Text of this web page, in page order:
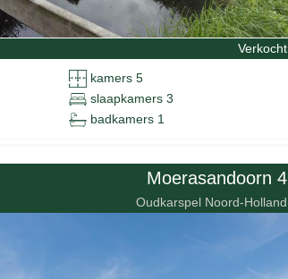
Verkocht
kamers 5
slaapkamers 3
badkamers 1
Moerasandoorn 4
Oudkarspel Noord-Holland